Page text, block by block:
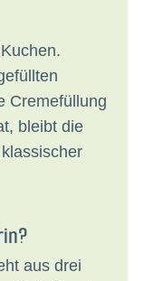
Cremefüllung
bleibt die
aus drei